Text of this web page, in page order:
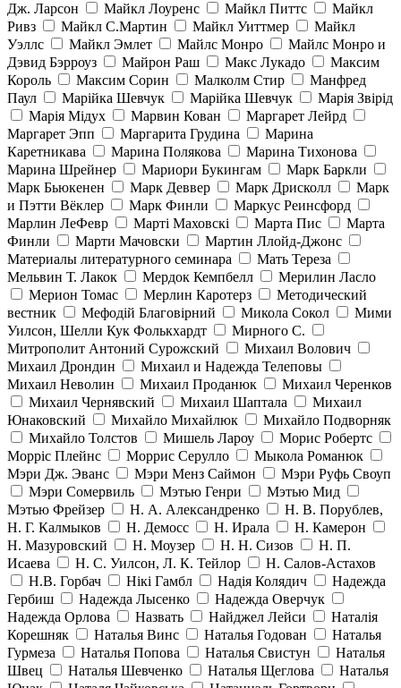
Дж. Ларсон
Майкл Лоуренс Майкл Питтс
Майкл
Ривз
Майкл С.Мартин Майкл Уиттмер
Майкл
Уэллс
Майкл Эмлет Майлс Монро
Майлс Монро и
Дэвид Бэрроуз
Майрон Раш Макс Лукадо
Максим
Король
Максим Сорин Малколм Стир
Манфред
Паул
Марійка Шевчук Марійка Шевчук
Марія Звірід
Марія Мідух
Марвин Кован
Маргарет Лейрд
Маргарет Эпп
Маргарита Грудина
Марина
Каретникава
Марина Полякова
Марина Тихонова
Марина Шрейнер
Мариори Букингам
Марк Баркли
Марк Бьюкенен
Марк Деввер Марк Дрисколл
Марк
и Пэтти Вёклер
Марк Финли
Маркус Реинсфорд
Марлин ЛеФевр
Марті Маховскі Марта Пис
Марта
Финли
Марти Мачовски
Мартин Ллойд-Джонс
Материалы литературного семинара
Мать Тереза
Мельвин Т. Лакок
Мердок Кемпбелл
Мерилин Ласло
Мерион Томас
Мерлин Каротерз
Методический
вестник
Мефодій Благовірний Микола Сокол
Мими
Уилсон, Шелли Кук Фолькхардт
Мирного С.
Митрополит Антоний Сурожский
Михаил Волович
Михаил Дрондин
Михаил и Надежда Телеповы
Михаил Неволин
Михаил Проданюк
Михаил Черенков
Михаил Чернявский
Михаил Шаптала
Михаил
Юнаковский
Михайло Михайлюк
Михайло Подворняк
Михайло Толстов
Мишель Лароу
Морис Робертс
Морріс Плейнс
Моррис Серулло
Мыкола Романюк
Мэри Дж. Эванс
Мэри Менз Саймон
Мэри Руфь Своуп
Мэри Сомервиль
Мэтью Генри
Мэтью Мид
Мэтью Фрейзер
Н. А. Александренко
Н. В. Порублев,
Н. Г. Калмыков
Н. Демосс Н. Ирала
Н. Камерон
Н. Мазуровский
Н. Моузер Н. Н. Сизов
Н. П.
Исаева
Н. С. Уилсон, Л. К. Тейлор
Н. Салов-Астахов
Н.В. Горбач
Нікі Гамбл Надія Колядич
Надежда
Гербиш
Надежда Лысенко
Надежда Оверчук
Надежда Орлова
Назвать Найджел Лейси
Наталія
Корешняк
Наталья Винс Наталья Годован
Наталья
Гурмеза
Наталья Попова Наталья Свистун
Наталья
Швец
Наталья Шевченко Наталья Щеглова
Наталья